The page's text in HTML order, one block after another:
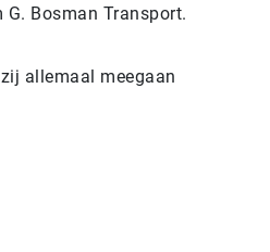
Bosman Transport.
allemaal meegaan